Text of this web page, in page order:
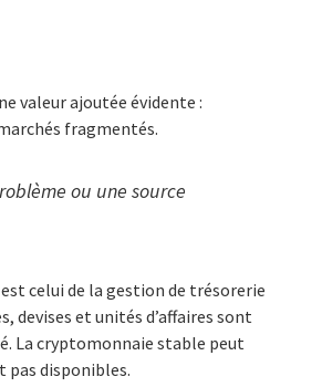
valeur ajoutée évidente :
fragmentés.
ou une source
celui de la gestion de trésorerie
devises et unités d’affaires sont
La cryptomonnaie stable peut
pas disponibles.